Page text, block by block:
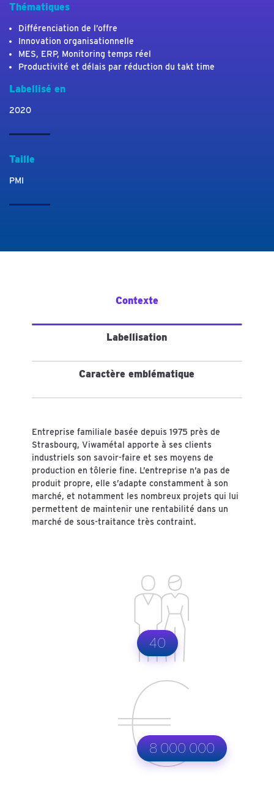
Thématiques
Différenciation de l’offre
Innovation organisationnelle
MES, ERP, Monitoring temps réel
Productivité et délais par réduction du takt time
Labellisé en
2020
Taille
PMI
Contexte
Labellisation
Caractère emblématique
Entreprise familiale basée depuis 1975 près de
Strasbourg, Viwamétal apporte à ses clients
industriels son savoir-faire et ses moyens de
production en tôlerie fine. L’entreprise n’a pas de
produit propre, elle s’adapte constamment à son
marché, et notamment les nombreux projets qui lui
permettent de maintenir une rentabilité dans un
marché de sous-traitance très contraint.
40
8 000 000